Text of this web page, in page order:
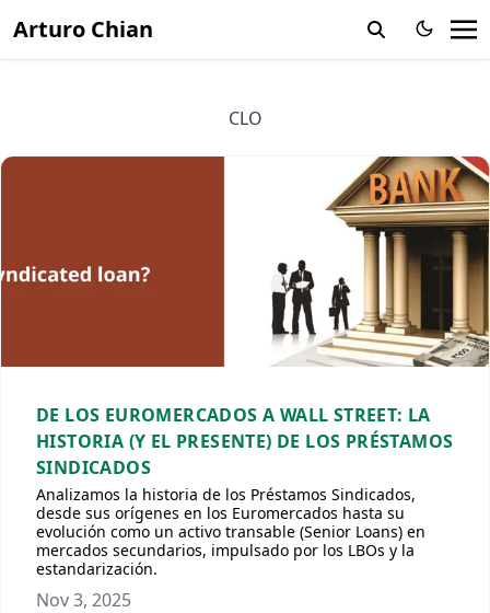
Arturo Chian
CLO
DE LOS EUROMERCADOS A WALL STREET: LA
HISTORIA (Y EL PRESENTE) DE LOS PRÉSTAMOS
SINDICADOS
Analizamos la historia de los Préstamos Sindicados,
desde sus orígenes en los Euromercados hasta su
evolución como un activo transable (Senior Loans) en
mercados secundarios, impulsado por los LBOs y la
estandarización.
Nov 3, 2025